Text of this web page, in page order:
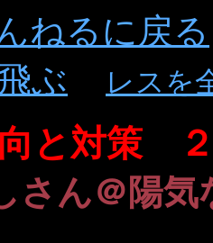
ねるに戻る
ぶ
レスを
向と対策
さん＠陽気